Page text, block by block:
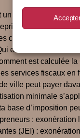
impôt local
voici tout ce
collectivités
est concerné ?
est calculée
services fiscaux
ville peut payer
minimale
base d’imposition
:
(JEI) :